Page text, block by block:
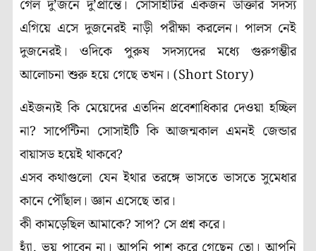
গেল দু’জনে দু’প্রান্তে। সোসাইটির একজন ডাক্তার সদস্য
এগিয়ে এসে দুজনেরই নাড়ী পরীক্ষা করলেন। পালস নেই
দুজনেরই। ওদিকে পুরুষ সদস্যদের মধ্যে গুরুগম্ভীর
আলোচনা শুরু হয়ে গেছে তখন। (Short Story)
এইজন্যই কি মেয়েদের এতদিন প্রবেশাধিকার দেওয়া হচ্ছিল
না? সার্পেন্টিনা সোসাইটি কি আজন্মকাল এমনই জেন্ডার
বায়াসড হয়েই থাকবে?
এসব কথাগুলো যেন ইথার তরঙ্গে ভাসতে ভাসতে সুমেধার
কানে পৌঁছাল। জ্ঞান এসেছে তার।
কী কামড়েছিল আমাকে? সাপ? সে প্রশ্ন করে।